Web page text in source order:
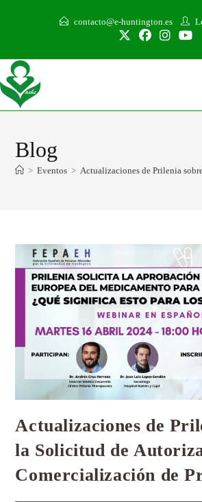
contacto@e-huntington.es
Blog
> Eventos > Actualizaciones de Prilenia
Actualizaciones de
la Solicitud de
Comercialización de